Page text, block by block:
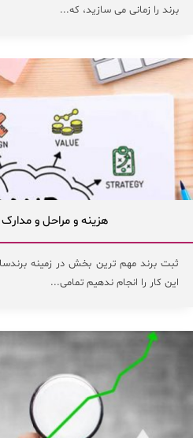
برند را زمانی می سازید، که...
هزینه و مراحل و
ثبت برند مهم ترین بخش در زمینه
این کار را انجام ندهیم تمامی...